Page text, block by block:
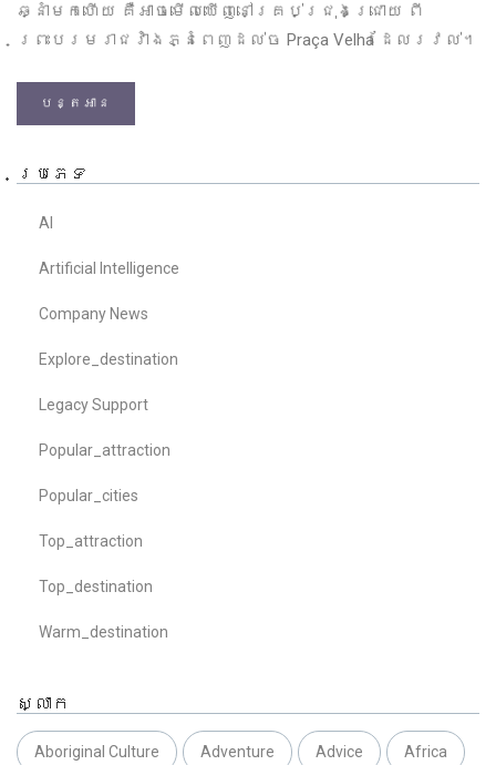
ឆ្នាំមកហើយ គឺអាចមើលឃើញនៅគ្រប់ជ្រុងជ្រោយ ពី
ព្រះបរមរាជវាំងភ្នំពេញដល់ច Praça Velha ដែលរវល់។
បន្តអាន
ប្រភេទ
AI
Artificial Intelligence
Company News
Explore_destination
Legacy Support
Popular_attraction
Popular_cities
Top_attraction
Top_destination
Warm_destination
ស្លាក
Aboriginal Culture Adventure Advice Africa